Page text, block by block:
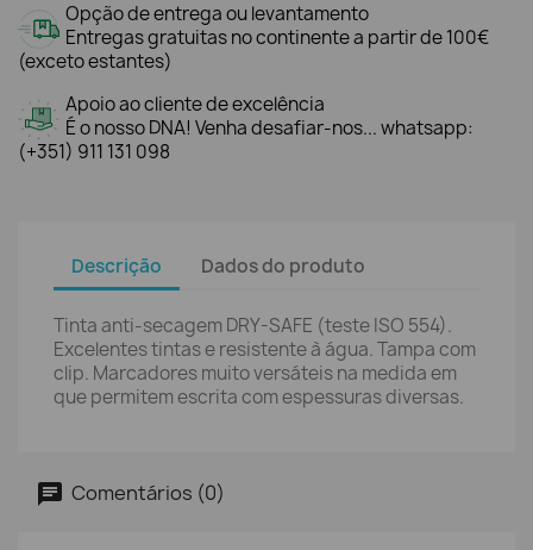
Opção de entrega ou levantamento
Entregas gratuitas no continente a partir de 100€
(exceto estantes)
Apoio ao cliente de excelência
É o nosso DNA! Venha desafiar-nos... whatsapp:
(+351) 911 131 098
Descrição Dados do produto
Tinta anti-secagem DRY-SAFE (teste ISO 554).
Excelentes tintas e resistente à água. Tampa com
clip. Marcadores muito versáteis na medida em
que permitem escrita com espessuras diversas.
Comentários (0)